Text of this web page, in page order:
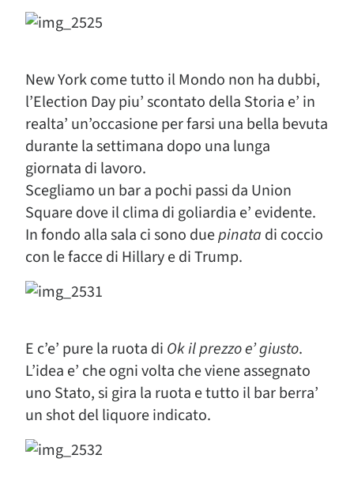
New York come tutto il Mondo non ha dubbi,
l’Election Day piu’ scontato della Storia e’ in
realta’ un’occasione per farsi una bella bevuta
durante la settimana dopo una lunga
giornata di lavoro.
Scegliamo un bar a pochi passi da Union
Square dove il clima di goliardia e’ evidente.
In fondo alla sala ci sono duepinata di coccio
con le facce di Hillary e di Trump.
E c’e’ pure la ruota di Ok il prezzo e’ giusto.
L’idea e’ che ogni volta che viene assegnato
uno Stato, si gira la ruota e tutto il bar berra’
un shot del liquore indicato.